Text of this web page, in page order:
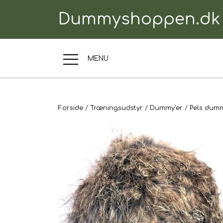
Dummyshoppen.dk
MENU
TRÆNINGSUDSTYR
TIL HUNDEN
TIL
Forside Træningsudstyr Dummy'er Pels